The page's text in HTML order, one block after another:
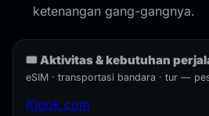
ketenangan gang-gangnya.
🎟️ Aktivitas & kebutuhan
eSIM · transportasi bandara · tur —
Klook.com